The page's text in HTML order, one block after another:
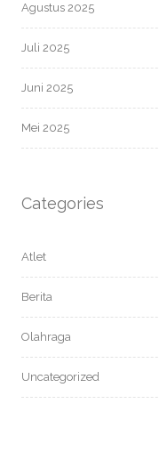
Agustus 2025
Juli 2025
Juni 2025
Mei 2025
Categories
Atlet
Berita
Olahraga
Uncategorized